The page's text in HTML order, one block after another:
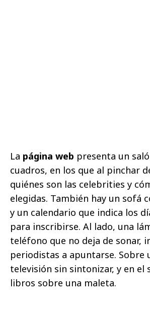
La página web presenta un
cuadros, en los que al pinchar
quiénes son las celebrities y
elegidas. También hay un sofá
y un calendario que indica los
para inscribirse. Al lado, una
teléfono que no deja de sonar,
periodistas a apuntarse. Sobre
televisión sin sintonizar, y en el
libros sobre una maleta.